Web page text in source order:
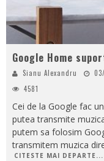
Google Home
Sianu Alexandru
4581
Cei de la Google fac
putea transmite
putem sa folosim
transmitem muzica
CITESTE MAI DEPARTE...